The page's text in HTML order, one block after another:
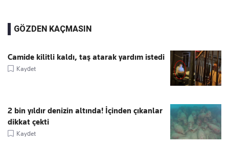
GÖZDEN KAÇMASIN
Camide kilitli kaldı, taş atarak yardım istedi
Kaydet
2 bin yıldır denizin altında! İçinden çıkanlar
dikkat çekti
Kaydet